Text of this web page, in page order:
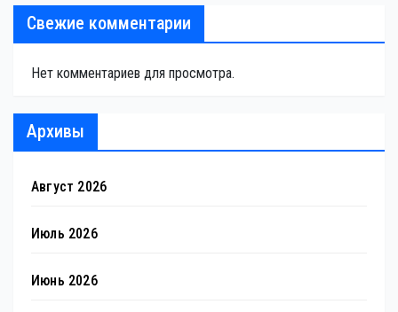
Свежие комментарии
Нет комментариев для просмотра.
Архивы
Август 2026
Июль 2026
Июнь 2026